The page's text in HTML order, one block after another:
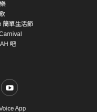
簡單生活節
吧
App